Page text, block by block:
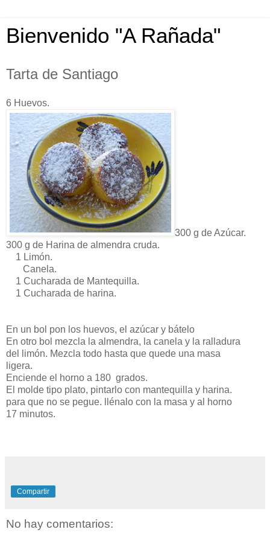
Bienvenido "A Rañada"
Tarta de Santiago
6 Huevos.
300 g de Azúcar.
300 g de Harina de almendra cruda.
1 Limón.
Canela.
1 Cucharada de Mantequilla.
1 Cucharada de harina.
En un bol pon los huevos, el azúcar y bátelo
En otro bol mezcla la almendra, la canela y la ralladura
del limón. Mezcla todo hasta que quede una masa
ligera.
Enciende el horno a 180 grados.
El molde tipo plato, pintarlo con mantequilla y harina.
para que no se pegue. llénalo con la masa y al horno
17 minutos.
Compartir
No hay comentarios: